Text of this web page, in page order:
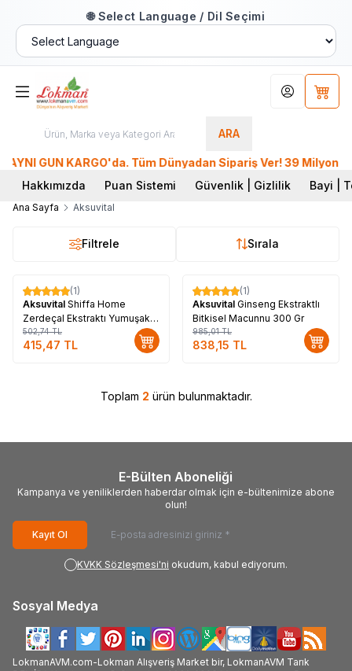
🌐 Select Language / Dil Seçimi
ARA
Hesabım
GÜN KARGO'da. Tüm Dünyadan Sipariş Ver! 39 Milyon
Hakkımızda
Puan Sistemi Güvenlik | Gizlilik Bayi |
Ana Sayfa Aksuvital
Filtrele Sırala
%17
(1)
Aksuvital Shiffa Home
Zerdeçal Ekstraktı Yumuşak
1300 Mg x 30 Kapsül
502,74TL
415,47 TL
%15
(1)
Aksuvital Ginseng Ekstraktlı
Bitkisel Macunnu 300 Gr
985,01TL
838,15 TL
Toplam 2 ürün bulunmaktadır.
E-Bülten Aboneliği
Kampanya ve yeniliklerden haberdar olmak için e-bültenimize abone
olun!
Kayıt Ol
KVKK Sözleşmesi'ni okudum, kabul ediyorum.
Sosyal Medya
LokmanAVM.com-Lokman Alışveriş Market bir, LokmanAVM Tarık